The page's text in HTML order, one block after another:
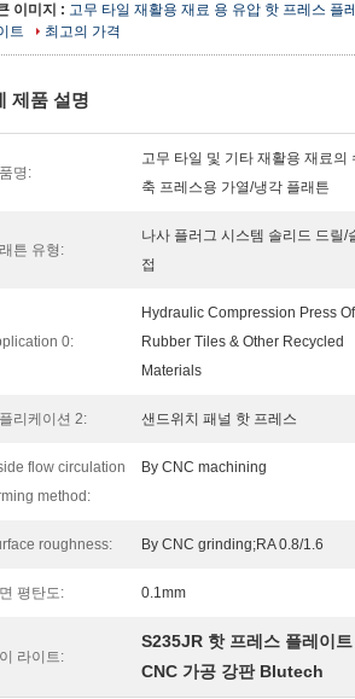
이미지 : 고무 타일 재활용 재료 용 유압 핫 프레스 플레
트
최고의 가격
제품 설명
명:
고무 타일 및 기타 재활용 재료의
축 프레스용 가열/냉각 플래튼
튼 유형:
나사 플러그 시스템 솔리드 드릴/
접
0:
Hydraulic Compression Press Of
Rubber Tiles & Other Recycled
Materials
리케이션 2: 샌드위치 패널 핫 프레스
flow circulation
method:
By CNC machining
roughness: By CNC grinding;RA 0.8/1.6
평탄도: 0.1mm
라이트:
S235JR 핫 프레스 플레이
CNC 가공 강판 Blutech